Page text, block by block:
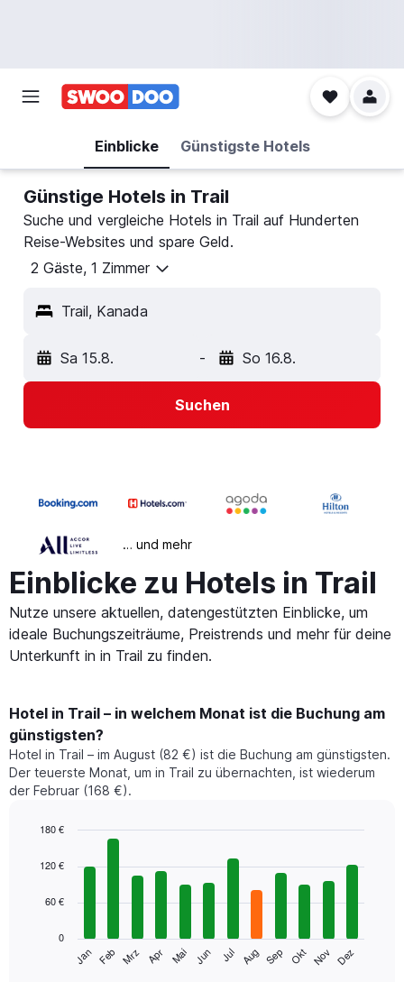
Einblicke Günstigste Hotels
Günstige Hotels in Trail
Suche und vergleiche Hotels in Trail auf Hunderten
Reise-Websites und spare Geld.
2 Gäste, 1 Zimmer
Trail, Kanada
Sa 15.8. - So 16.8.
Suchen
… und mehr
Einblicke zu Hotels in Trail
Nutze unsere aktuellen, datengestützten Einblicke, um
ideale Buchungszeiträume, Preistrends und mehr für deine
Unterkunft in in Trail zu finden.
Hotel in Trail – in welchem Monat ist die Buchung am
günstigsten?
Hotel in Trail – im August (82 €) ist die Buchung am günstigsten.
Der teuerste Monat, um in Trail zu übernachten, ist wiederum
der Februar (168 €).
chart
bars.
folgende
graphic.
Jan Feb Mrz Apr Mai Jun Jul Aug Sep Okt Nov Dez
0
60 €
120 €
180 €